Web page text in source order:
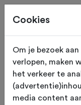
ROUTES + REIZEN
Cookies
Om je bezoek
verlopen, maken
het verkeer te
media content